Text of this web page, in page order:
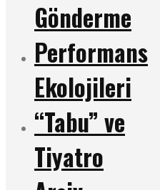
Gönderme
Performans
Ekolojileri
“Tabu” ve
Tiyatro